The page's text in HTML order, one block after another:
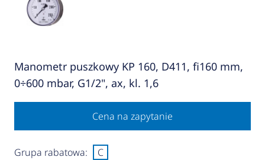
Manometr puszkowy KP 160, D411, fi160 mm,
0÷600 mbar, G1/2", ax, kl. 1,6
Cena na zapytanie
Grupa rabatowa: C